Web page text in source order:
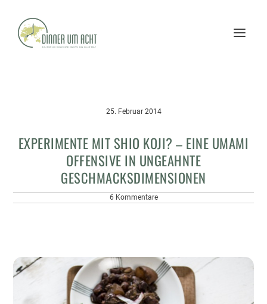
25. Februar 2014
EXPERIMENTE MIT SHIO KOJI? – EINE UMAMI
OFFENSIVE IN UNGEAHNTE
GESCHMACKSDIMENSIONEN
6 Kommentare